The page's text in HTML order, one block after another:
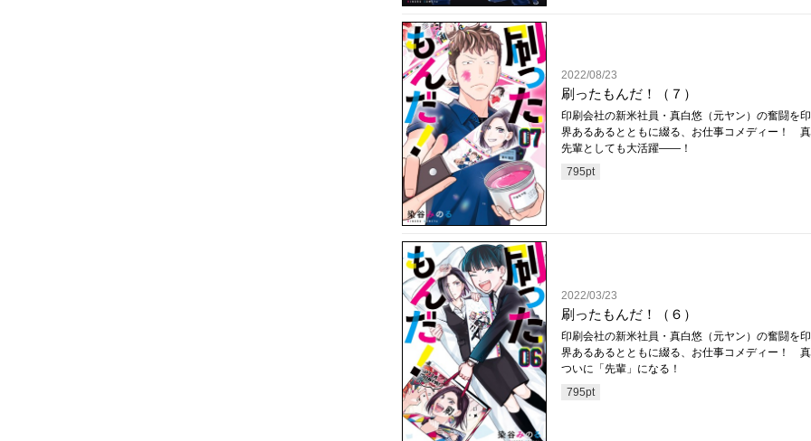
2022/08/23
刷ったもんだ！（７）
印刷会社の新米社員・真白悠（元ヤン）の奮闘を
界あるあるとともに綴る、お仕事コメディー！ 真
先輩としても大活躍――！
795pt
2022/03/23
刷ったもんだ！（６）
印刷会社の新米社員・真白悠（元ヤン）の奮闘を
界あるあるとともに綴る、お仕事コメディー！ 真
ついに「先輩」になる！
795pt